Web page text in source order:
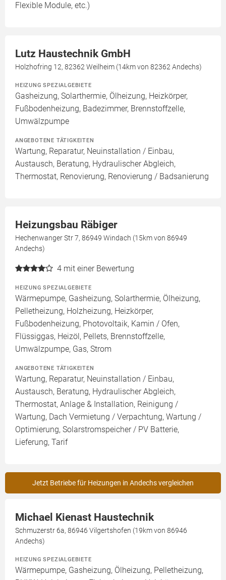
Flexible Module, etc.)
Lutz Haustechnik GmbH
Holzhofring 12, 82362 Weilheim (14km von 82362 Andechs)
HEIZUNG SPEZIALGEBIETE
Gasheizung, Solarthermie, Ölheizung, Heizkörper,
Fußbodenheizung, Badezimmer, Brennstoffzelle,
Umwälzpumpe
ANGEBOTENE TÄTIGKEITEN
Wartung, Reparatur, Neuinstallation / Einbau,
Austausch, Beratung, Hydraulischer Abgleich,
Thermostat, Renovierung, Renovierung / Badsanierung
Heizungsbau Räbiger
Hechenwanger Str 7, 86949 Windach (15km von 86949
Andechs)
4 mit einer Bewertung
HEIZUNG SPEZIALGEBIETE
Wärmepumpe, Gasheizung, Solarthermie, Ölheizung,
Pelletheizung, Holzheizung, Heizkörper,
Fußbodenheizung, Photovoltaik, Kamin / Ofen,
Flüssiggas, Heizöl, Pellets, Brennstoffzelle,
Umwälzpumpe, Gas, Strom
ANGEBOTENE TÄTIGKEITEN
Wartung, Reparatur, Neuinstallation / Einbau,
Austausch, Beratung, Hydraulischer Abgleich,
Thermostat, Anlage & Installation, Reinigung /
Wartung, Dach Vermietung / Verpachtung, Wartung /
Optimierung, Solarstromspeicher / PV Batterie,
Lieferung, Tarif
Jetzt Betriebe für Heizungen in Andechs vergleichen
Michael Kienast Haustechnik
Schmuzerstr 6a, 86946 Vilgertshofen (19km von 86946
Andechs)
HEIZUNG SPEZIALGEBIETE
Wärmepumpe, Gasheizung, Ölheizung, Pelletheizung,